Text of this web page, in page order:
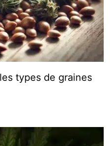
types de graines